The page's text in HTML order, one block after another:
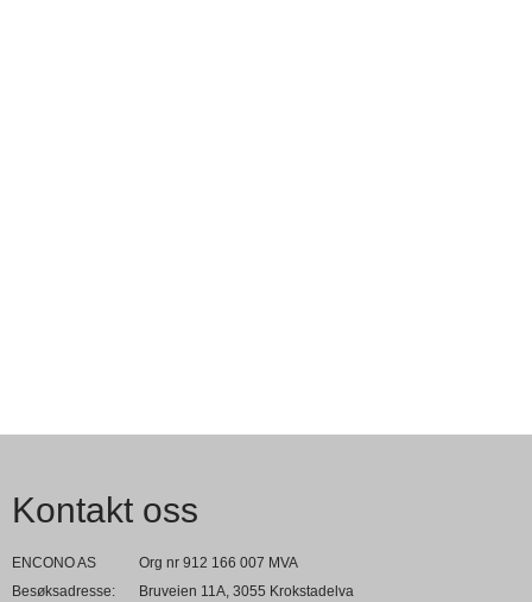
Kontakt oss
ENCONO AS
Besøksadresse:
Org nr 912 166 007 MVA
Bruveien 11A, 3055 Krokstadelva